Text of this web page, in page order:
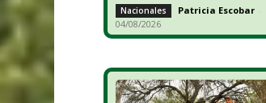
Nacionales Patricia Escobar -
04/08/2026